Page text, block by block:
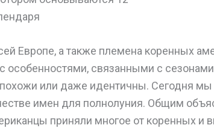
Европе, а также племена коренных
особенностями, связанными с
или даже идентичны. Сегодня
имен для полнолуния. Общим
приняли многое от коренных и